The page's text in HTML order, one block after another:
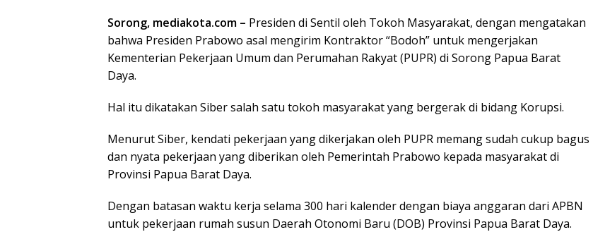
Sorong, mediakota.com – Presiden di Sentil oleh Tokoh Masyarakat, dengan mengatakan
bahwa Presiden Prabowo asal mengirim Kontraktor “Bodoh” untuk mengerjakan
Kementerian Pekerjaan Umum dan Perumahan Rakyat (PUPR) di Sorong Papua Barat
Daya.
Hal itu dikatakan Siber salah satu tokoh masyarakat yang bergerak di bidang Korupsi.
Menurut Siber, kendati pekerjaan yang dikerjakan oleh PUPR memang sudah cukup bagus
dan nyata pekerjaan yang diberikan oleh Pemerintah Prabowo kepada masyarakat di
Provinsi Papua Barat Daya.
Dengan batasan waktu kerja selama 300 hari kalender dengan biaya anggaran dari APBN
untuk pekerjaan rumah susun Daerah Otonomi Baru (DOB) Provinsi Papua Barat Daya.